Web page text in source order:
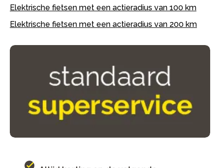
Elektrische fietsen met een actieradius van 100 km
Elektrische fietsen met een actieradius van 200 km